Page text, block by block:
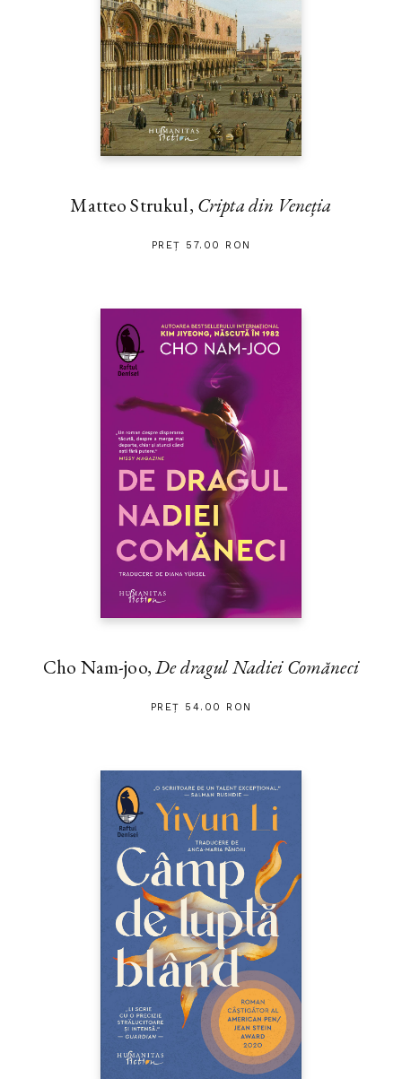
Matteo Strukul, Cripta din Veneția
PREȚ 57.00 RON
Cho Nam-joo,De dragul Nadiei Comăneci
PREȚ 54.00 RON